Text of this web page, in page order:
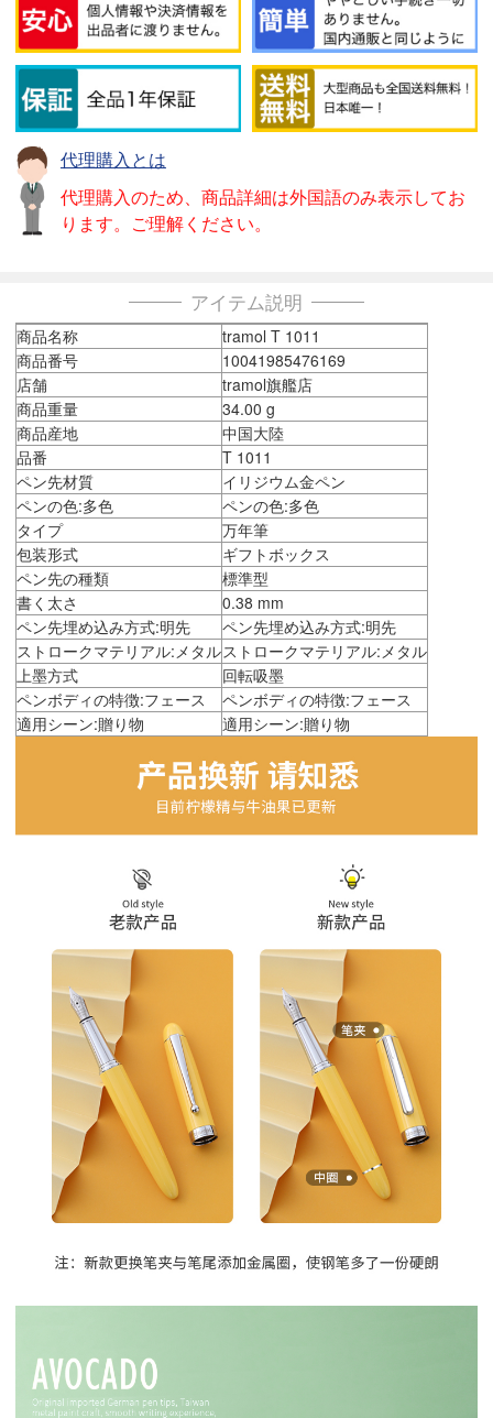
代理購入とは
代理購入のため、商品詳細は外国語のみ表示してお
ります。ご理解ください。
アイテム説明
商品名称
tramol T 1011
商品番号
10041985476169
店舗
tramol旗艦店
商品重量
34.00 g
商品産地
中国大陸
品番
T 1011
ペン先材質
イリジウム金ペン
ペンの色:多色
ペンの色:多色
タイプ
万年筆
包装形式
ギフトボックス
ペン先の種類
標準型
書く太さ
0.38 mm
ペン先埋め込み方式:明先
ペン先埋め込み方式:明先
ストロークマテリアル:メタルストロークマテリアル:メタル
上墨方式
回転吸墨
ペンボディの特徴:フェース
ペンボディの特徴:フェース
適用シーン:贈り物
適用シーン:贈り物